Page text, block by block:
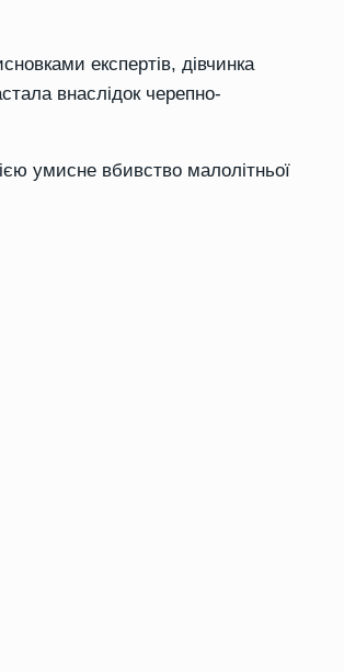
експертів, дівчинка
внаслідок черепно-
умисне вбивство малолітньої